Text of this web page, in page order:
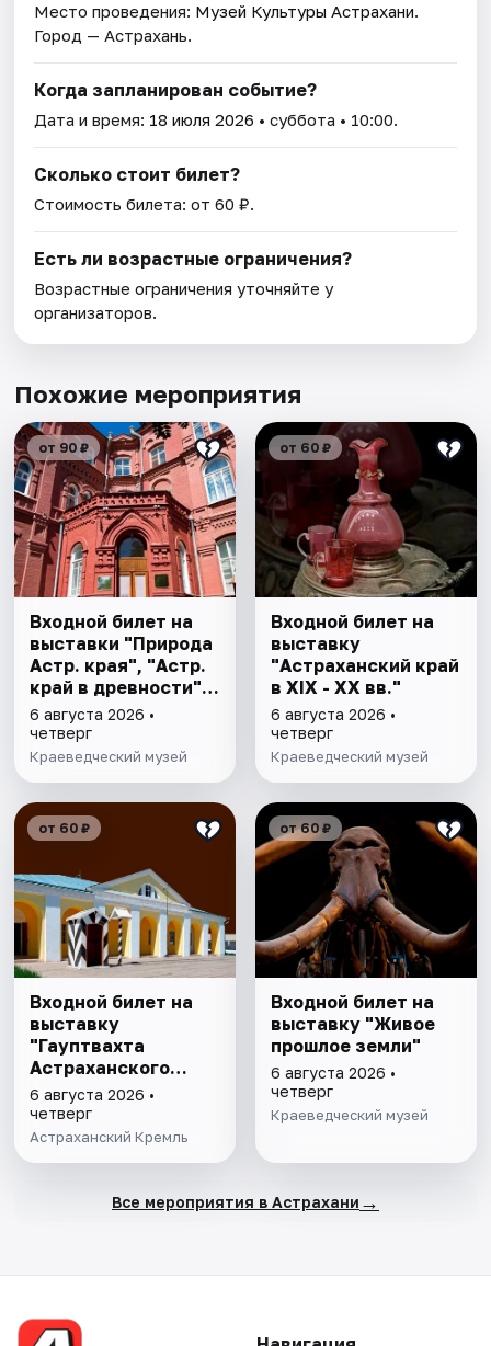
Место проведения: Музей Культуры Астрахани.
Город — Астрахань.
Когда запланирован событие?
Дата и время: 18 июля 2026 • суббота • 10:00.
Сколько стоит билет?
Стоимость билета: от 60 ₽.
Есть ли возрастные ограничения?
Возрастные ограничения уточняйте у
организаторов.
Похожие мероприятия
от 90 ₽
Входной билет на
выставки "Природа
Астр. края", "Астр.
край в древности",
"Заселение Астр.
края"
6 августа 2026 •
четверг
Краеведческий музей
от 60 ₽
Входной билет на
выставку
"Астраханский край
в XIX - XX вв."
6 августа 2026 •
четверг
Краеведческий музей
от 60 ₽
Входной билет на
выставку
"Гауптвахта
Астраханского
гарнизона. XIX в."
6 августа 2026 •
четверг
Астраханский Кремль
от 60 ₽
Входной билет на
выставку "Живое
прошлое земли"
6 августа 2026 •
четверг
Краеведческий музей
Все мероприятия в Астрахани →